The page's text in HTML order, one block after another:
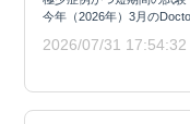
今年（2026年）3月の
2026/07/31 17:54:32